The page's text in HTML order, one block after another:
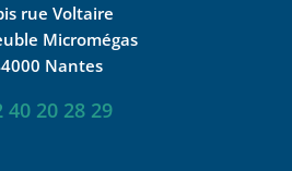
rue Voltaire
Micromégas
Nantes
40 20 28 29